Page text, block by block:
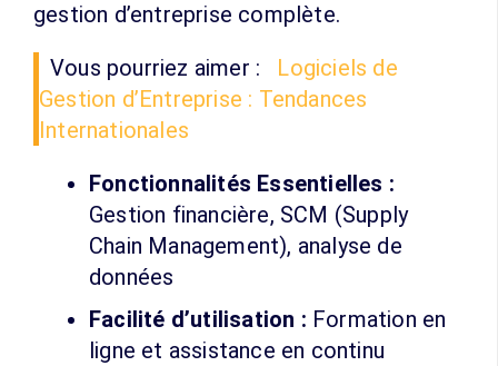
gestion d’entreprise complète.
Vous pourriez aimer :
Logiciels de
Gestion d’Entreprise : Tendances
Internationales
Fonctionnalités Essentielles :
Gestion financière, SCM (Supply
Chain Management), analyse de
données
Facilité d’utilisation : Formation en
ligne et assistance en continu